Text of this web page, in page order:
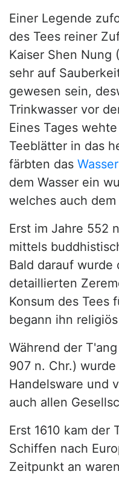
Einer Legende
des Tees reiner
Kaiser Shen Nung
sehr auf
gewesen sein,
Trinkwasser vor
Eines Tages
Teeblätter in das
färbten das Wasser
dem Wasser ein
welches auch
Erst im Jahre 552
mittels
Bald darauf wurde
detaillierten
Konsum des Tees
begann ihn
Während der
907 n. Chr.)
Handelsware und
auch allen
Erst 1610 kam der
Schiffen nach
Zeitpunkt an